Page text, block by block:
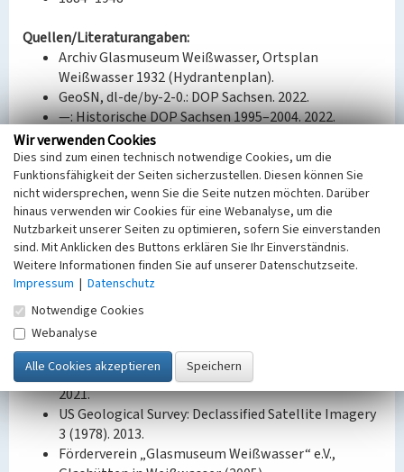
Quellen/Literaturangaben:
Archiv Glasmuseum Weißwasser, Ortsplan
Weißwasser 1932 (Hydrantenplan).
GeoSN, dl-de/by-2-0.: DOP Sachsen. 2022.
—: Historische DOP Sachsen 1995–2004. 2022.
—: WebAtlasSN. 2022.
Landesamt für Archäologie Sachsen: Luftbilder
1950er/60er Jahre. 2021.
Ortsplan Weißwasser 1906 aus: F. Heider,
Weisswasser in der Oberlausitz mit Muskau und
Umgebung nebst Industrie in Wort und Bild (1908) S.
85.
Sächsische Landesbibliothek – Staats- und
Universitätsbibliothek / Deutsche Fotothek:
Messtischblatt 2548: Weißwasser, 1903. 2022.
—: Messtischblatt 2548: Weißwasser, 1922. 2022.
—: Messtischblatt 2548: Weißwasser, 1945. 2022.
Stadtarchiv Weißwasser: Ortsplan Weißwasser 1985.
2021.
US Geological Survey: Declassified Satellite Imagery
3 (1978). 2013.
Förderverein „Glasmuseum Weißwasser“ e.V.,
Wir verwenden Cookies
Dies sind zum einen technisch notwendige Cookies, um die
Funktionsfähigkeit der Seiten sicherzustellen. Diesen können Sie
nicht widersprechen, wenn Sie die Seite nutzen möchten. Darüber
hinaus verwenden wir Cookies für eine Webanalyse, um die
Nutzbarkeit unserer Seiten zu optimieren, sofern Sie einverstanden
sind. Mit Anklicken des Buttons erklären Sie Ihr Einverständnis.
Weitere Informationen finden Sie auf unserer Datenschutzseite.
Impressum | Datenschutz
Notwendige Cookies
Webanalyse